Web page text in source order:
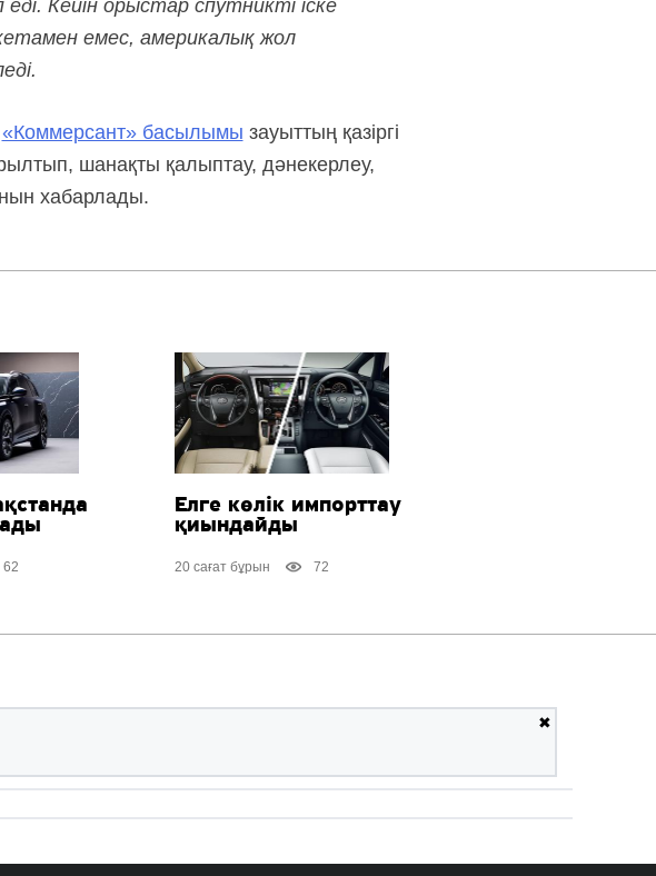
Кейін орыстар спутникті іске
емес, америкалық жол
«Коммерсант» басылымы зауыттың қазіргі
шанақты қалыптау, дәнекерлеу,
хабарлады.
62
Елге көлік импорттау
қиындайды
20 сағат бұрын 72
✖